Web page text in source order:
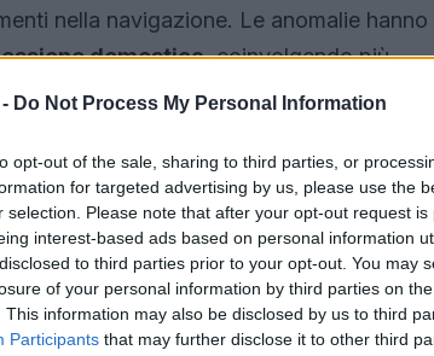
Do Not Process My Personal Information
opt-out of the sale, sharing to third parties, or
for targeted advertising by us, please use the
selection. Please note that after your opt-out request
interest-based ads based on personal information
to third parties prior to your opt-out. You may
of your personal information by third parties on the
This information may also be disclosed by us to third
Participants that may further disclose it to other third
nella navigazione. Le anomalie hanno
domestica, coinvolgendo più
le segnalazioni hanno coperto
intensi nelle grandi città.